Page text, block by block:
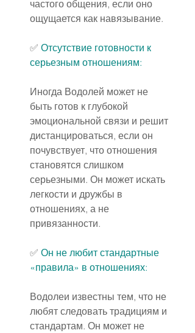
частого общения, если оно
ощущается как навязывание.
✅ Отсутствие готовности к
серьезным отношениям:
Иногда Водолей может не
быть готов к глубокой
эмоциональной связи и решит
дистанцироваться, если он
почувствует, что отношения
становятся слишком
серьезными. Он может искать
легкости и дружбы в
отношениях, а не
привязанности.
✅ Он не любит стандартные
«правила» в отношениях:
Водолеи известны тем, что не
любят следовать традициям и
стандартам. Он может не